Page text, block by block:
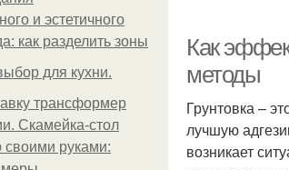
и эстетичного
как разделить зоны
для кухни.
трансформер
Скамейка-стол
руками:
Как
методы
Грунтовка –
лучшую
возникает